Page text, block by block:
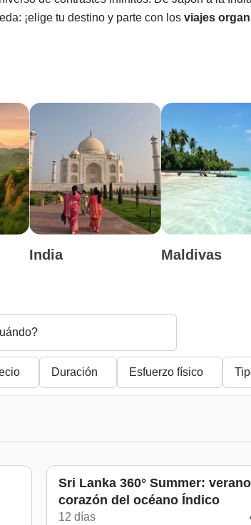
¡elige tu destino y parte con los viajes
India Maldivas
Duración Esfuerzo físico
De mayo a octubre
Sri Lanka 360° Summer:
corazón del océano Índico
12 días